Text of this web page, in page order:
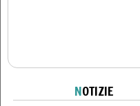
NOTIZIE